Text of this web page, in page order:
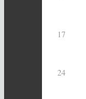
17
24